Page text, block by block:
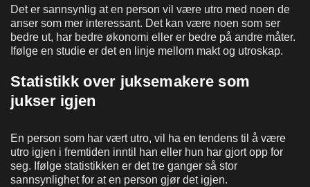
Det er sannsynlig at en person vil være utro med noen de
anser som mer interessant. Det kan være noen som ser
bedre ut, har bedre økonomi eller er bedre på andre måter.
Ifølge en studie er det en linje mellom makt og utroskap.
Statistikk over juksemakere som
jukser igjen
En person som har vært utro, vil ha en tendens til å være
utro igjen i fremtiden inntil han eller hun har gjort opp for
seg. Ifølge statistikken er det tre ganger så stor
sannsynlighet for at en person gjør det igjen.